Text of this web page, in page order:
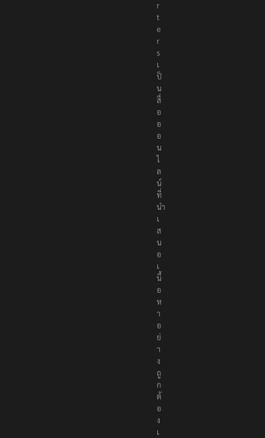
r
t
e
r
s
เ
ป็
น
สื่
อ
อ
อ
น
ไ
ล
น์
ที่
นำ
เ
ส
น
อ
เ
นื้
อ
ห
า
อ
ย่
า
ง
ถู
ก
ต้
อ
ง
เ